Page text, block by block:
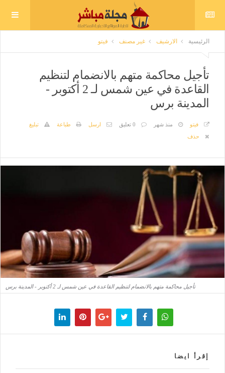
الرئيسية الارشيف غير مصنف فيتو
تأجيل محاكمة متهم بالانضمام لتنظيم
القاعدة في عين شمس لـ 2 أكتوبر -
المدينة برس
فيتو منذ شهر 0 تعليق ارسل طباعة
تبليغ
حذف
تأجيل محاكمة متهم بالانضمام لتنظيم القاعدة في عين شمس لـ 2 أكتوبر - المدينة برس
إقرأ ايضا